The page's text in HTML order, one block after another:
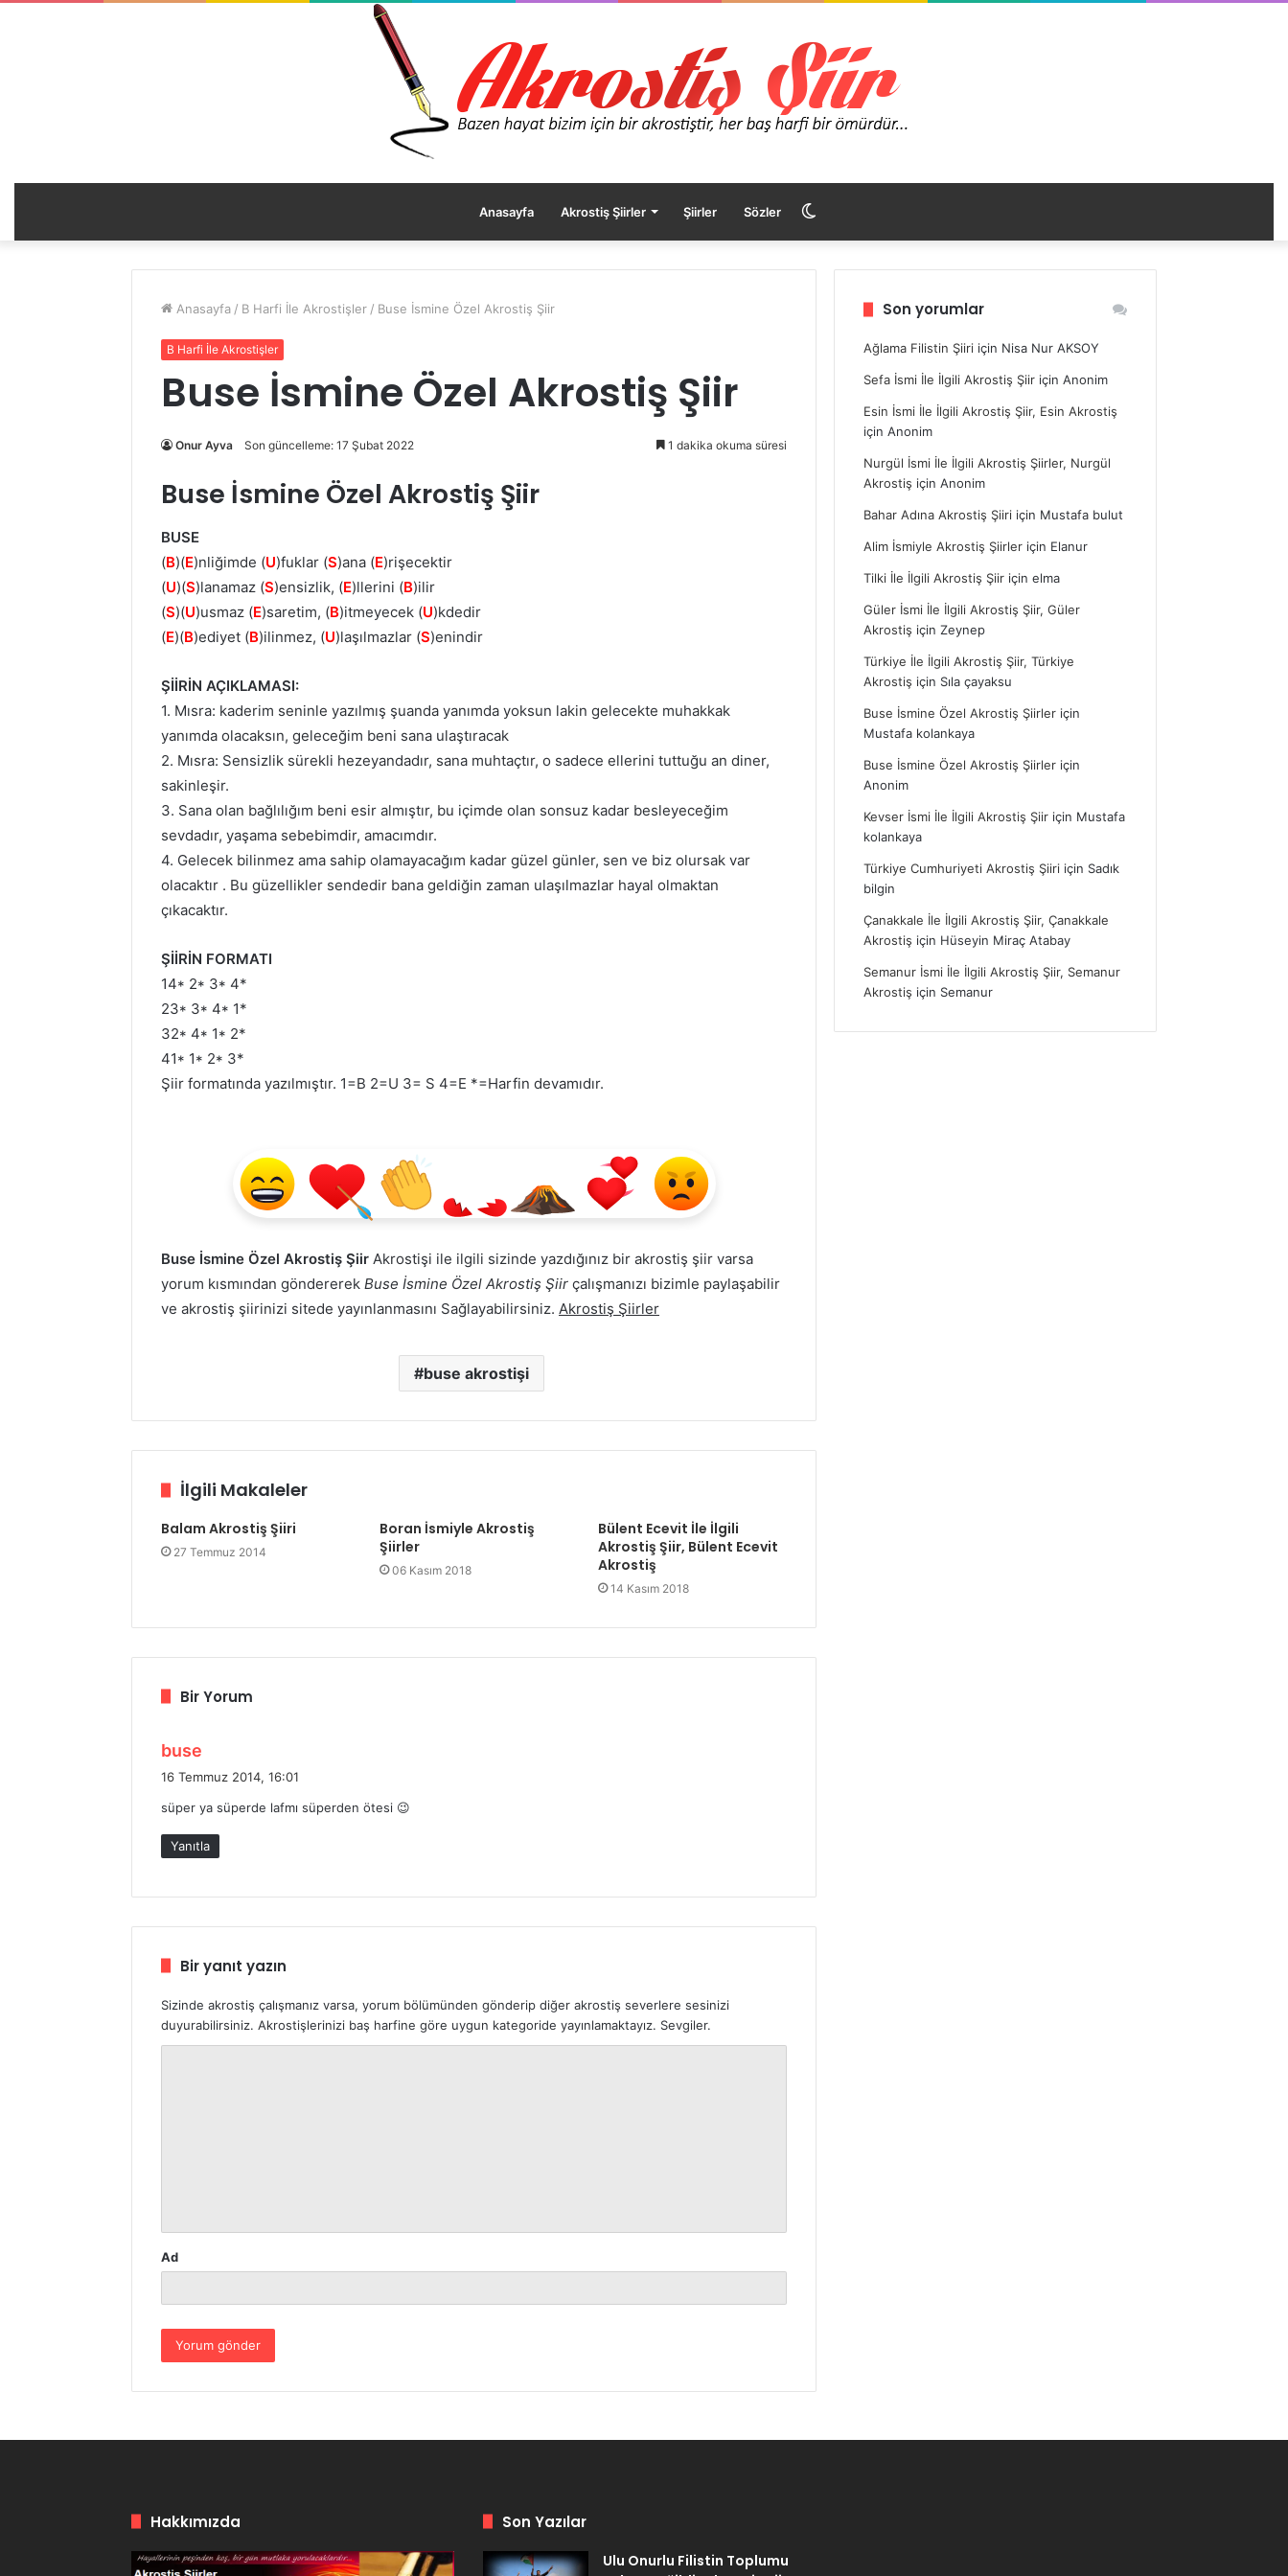
Anasayfa Akrostiş Şiirler Şiirler Sözler
görünümü
Anasayfa / B Harfi İle Akrostişler / Buse İsmine Özel Akrostiş Şiir
B Harfi İle Akrostişler
Buse İsmine Özel Akrostiş Şiir
Onur Ayva Son güncelleme: 17 Şubat 2022 1 dakika okuma süresi
Buse İsmine Özel Akrostiş Şiir
BUSE
(B)(E)nliğimde (U)fuklar (S)ana (E)rişecektir
(U)(S)lanamaz (S)ensizlik, (E)llerini (B)ilir
(S)(U)usmaz (E)saretim, (B)itmeyecek (U)kdedir
(E)(B)ediyet (B)ilinmez, (U)laşılmazlar (S)enindir
ŞİİRİN AÇIKLAMASI:
1. Mısra: kaderim seninle yazılmış şuanda yanımda yoksun lakin gelecekte muhakkak
yanımda olacaksın, geleceğim beni sana ulaştıracak
2. Mısra: Sensizlik sürekli hezeyandadır, sana muhtaçtır, o sadece ellerini tuttuğu an diner,
sakinleşir.
3. Sana olan bağlılığım beni esir almıştır, bu içimde olan sonsuz kadar besleyeceğim
sevdadır, yaşama sebebimdir, amacımdır.
4. Gelecek bilinmez ama sahip olamayacağım kadar güzel günler, sen ve biz olursak var
olacaktır . Bu güzellikler sendedir bana geldiğin zaman ulaşılmazlar hayal olmaktan
çıkacaktır.
ŞİİRİN FORMATI
14* 2* 3* 4*
23* 3* 4* 1*
32* 4* 1* 2*
41* 1* 2* 3*
Şiir formatında yazılmıştır. 1=B 2=U 3= S 4=E *=Harfin devamıdır.
Buse İsmine Özel Akrostiş Şiir Akrostişi ile ilgili sizinde yazdığınız bir akrostiş şiir varsa
yorum kısmından göndererek Buse İsmine Özel Akrostiş Şiir çalışmanızı bizimle paylaşabilir
ve akrostiş şiirinizi sitede yayınlanmasını Sağlayabilirsiniz. Akrostiş Şiirler
buse akrostişi
İlgili Makaleler
Balam Akrostiş Şiiri
27 Temmuz 2014
Boran İsmiyle Akrostiş
Şiirler
06 Kasım 2018
Bülent Ecevit İle İlgili
Akrostiş Şiir, Bülent Ecevit
Akrostiş
14 Kasım 2018
Bir Yorum
buse
i
k
i
16 Temmuz 2014, 16:01
süper ya süperde lafmı süperden ötesi 😉
Yanıtla
Bir yanıt yazın
Sizinde akrostiş çalışmanız varsa, yorum bölümünden gönderip diğer akrostiş severlere sesinizi
duyurabilirsiniz. Akrostişlerinizi baş harfine göre uygun kategoride yayınlamaktayız. Sevgiler.
Ad
Son yorumlar
Ağlama Filistin Şiiri için Nisa Nur AKSOY
Sefa İsmi İle İlgili Akrostiş Şiir içinAnonim
Esin İsmi İle İlgili Akrostiş Şiir, Esin Akrostiş
içinAnonim
Nurgül İsmi İle İlgili Akrostiş Şiirler, Nurgül
Akrostiş içinAnonim
Bahar Adına Akrostiş Şiiri için Mustafa bulut
Alim İsmiyle Akrostiş Şiirler için Elanur
Tilki İle İlgili Akrostiş Şiir içinelma
Güler İsmi İle İlgili Akrostiş Şiir, Güler
Akrostiş içinZeynep
Türkiye İle İlgili Akrostiş Şiir, Türkiye
Akrostiş için Sıla çayaksu
Buse İsmine Özel Akrostiş Şiirler için
Mustafa kolankaya
Buse İsmine Özel Akrostiş Şiirler için
Anonim
Kevser İsmi İle İlgili Akrostiş Şiir için Mustafa
kolankaya
Türkiye Cumhuriyeti Akrostiş Şiiri için Sadık
bilgin
Çanakkale İle İlgili Akrostiş Şiir, Çanakkale
Akrostiş için Hüseyin Miraç Atabay
Semanur İsmi İle İlgili Akrostiş Şiir, Semanur
Akrostiş için Semanur
Hakkımızda Son Yazılar
Ulu Onurlu Filistin Toplumu